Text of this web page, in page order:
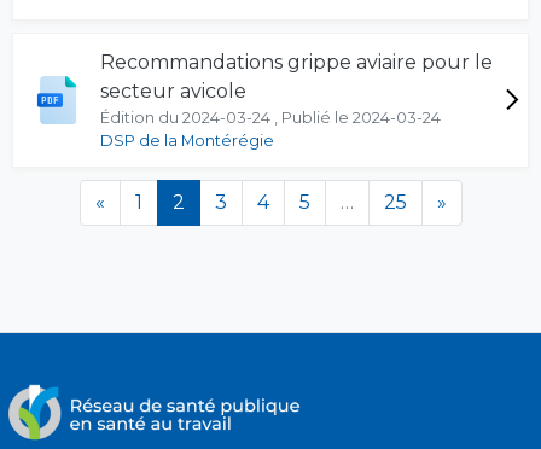
Recommandations grippe aviaire pour le
secteur avicole
Édition du 2024-03-24 , Publié le 2024-03-24
DSP de la Montérégie
« 1 2 (en cours)
3 4 5 … 25 »